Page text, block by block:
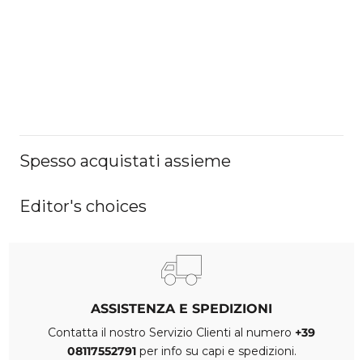
Spesso acquistati assieme
Editor's choices
ASSISTENZA E SPEDIZIONI
Contatta il nostro Servizio Clienti al numero +39
08117552791 per info su capi e spedizioni.